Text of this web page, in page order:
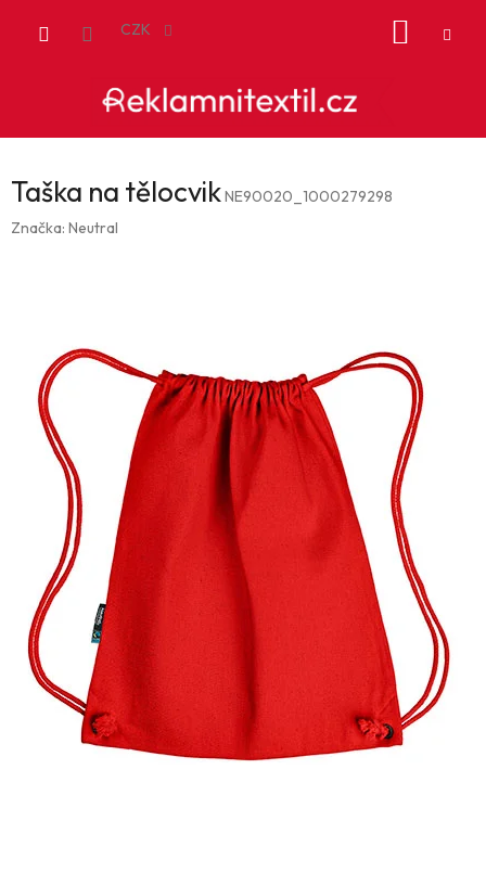
CZK
Taška na tělocvikNE90020_1000279298
Značka: Neutral